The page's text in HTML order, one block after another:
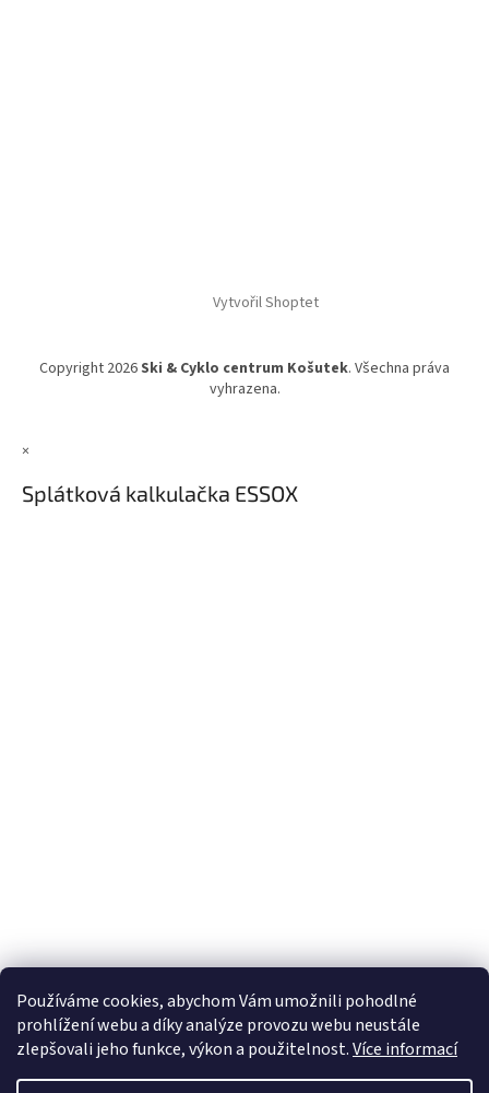
Používáme cookies, abychom Vám umožnili pohodlné
prohlížení webu a díky analýze provozu webu neustále
zlepšovali jeho funkce, výkon a použitelnost.Více informací
Vytvořil Shoptet
Copyright 2026Ski & Cyklo centrum Košutek. Všechna práva
vyhrazena.
×
Splátková kalkulačka ESSOX